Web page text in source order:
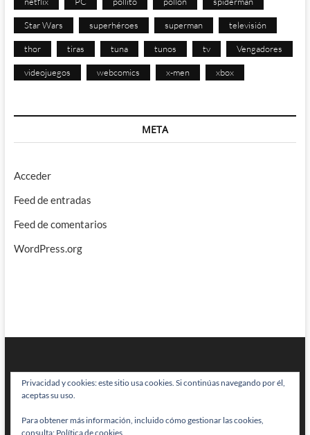
Star Wars superhéroes superman televisión
thor tiras tuna tunos tv Vengadores
videojuegos webcomics x-men xbox
META
Acceder
Feed de entradas
Feed de comentarios
WordPress.org
BRAINSTOMPING| Diseñado por:Theme Freesia|WordPress| © Todos
Privacidad y cookies: este sitio usa cookies. Si continúas navegando por él,
aceptas su uso.
Para obtener más información, incluido cómo gestionar las cookies,
consulta: Política de cookies